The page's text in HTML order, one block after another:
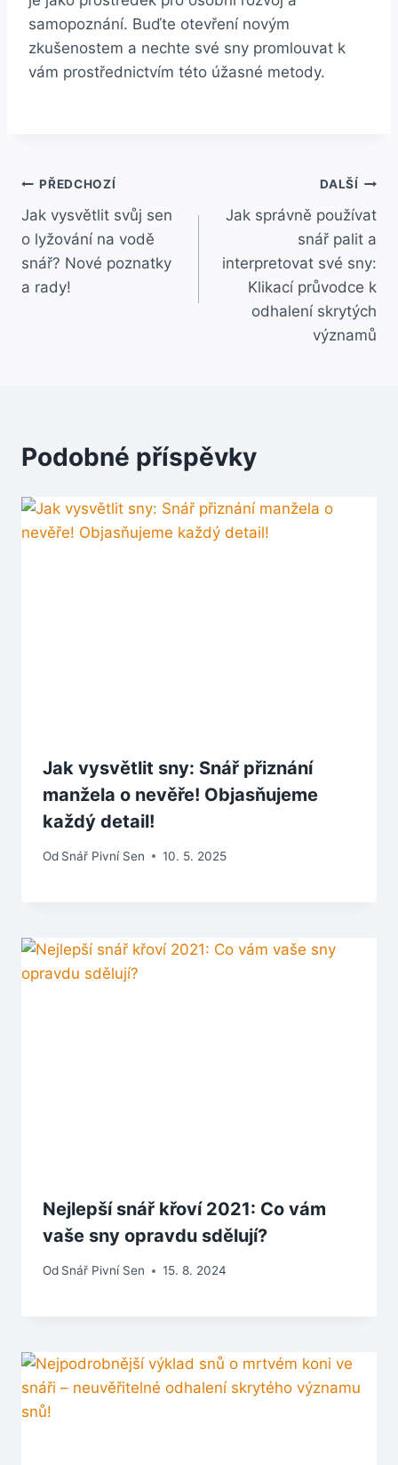
samopoznání. Buďte otevření novým
zkušenostem a nechte své sny⁢ promlouvat k​
vám prostřednictvím této úžasné metody.
Navigace
pro
příspěvek
PŘEDCHOZÍ
Jak vysvětlit svůj sen
o lyžování na vodě
snář? Nové poznatky
a rady!
DALŠÍ
Jak správně používat
snář palit a
interpretovat své sny:
Klikací průvodce k
odhalení skrytých
významů
Podobné příspěvky
Jak vysvětlit sny: Snář přiznání
manžela o nevěře! Objasňujeme
každý detail!
Od Snář Pivní Sen 10. 5. 2025
Nejlepší snář křoví 2021: Co vám
vaše sny opravdu sdělují?
Od Snář Pivní Sen 15. 8. 2024